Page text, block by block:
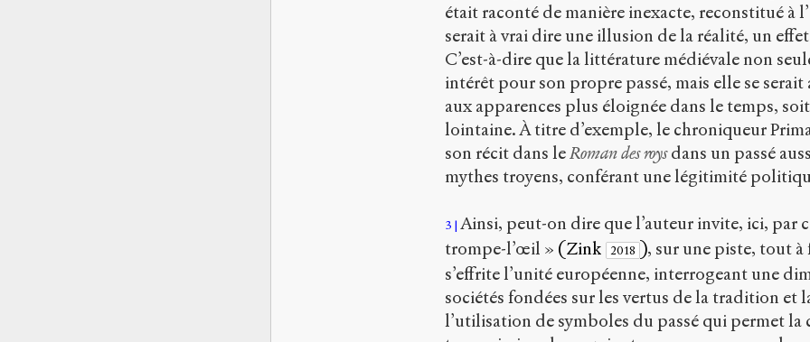
était raconté de manière inexacte, reconstitué à
serait à vrai dire une illusion de la réalité, un
C’est-à-dire que la littérature médiévale non
intérêt pour son propre passé, mais elle se
aux apparences plus éloignée dans le temps,
lointaine. À titre d’exemple, le chroniqueur
son récit dans leRoman des roysdans un passé
mythes troyens, conférant une légitimité
3
Ainsi, peut-on dire que l’auteur invite, ici, par
trompe-l’œil » (Zink 2018 ), sur une piste, tout
s’effrite l’unité européenne, interrogeant une
sociétés fondées sur les vertus de la tradition et
l’utilisation de symboles du passé qui permet la